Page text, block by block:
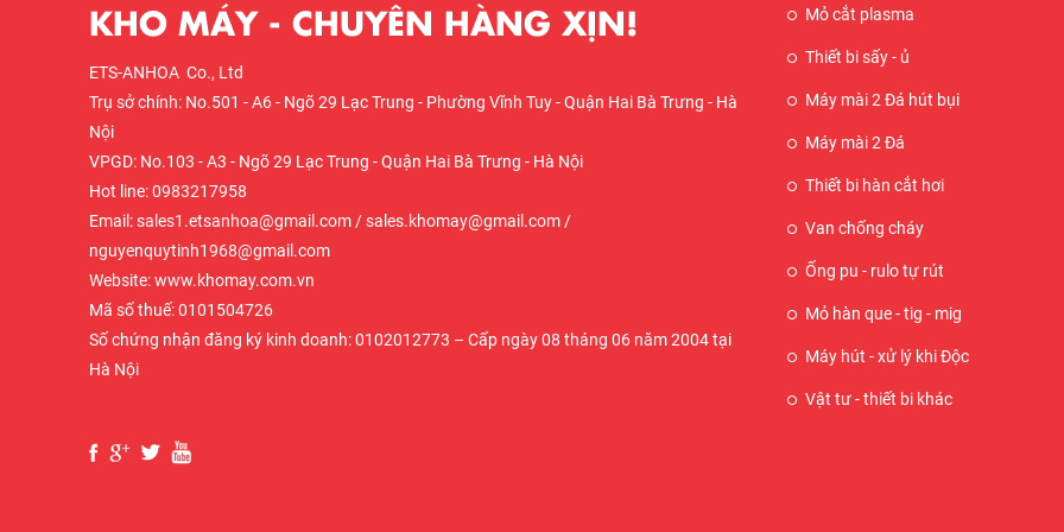
KHO MÁY - CHUYÊN HÀNG XỊN!
ETS-ANHOA Co., Ltd
Trụ sở chính: No.501 - A6 - Ngõ 29 Lạc Trung - Phường Vĩnh Tuy - Quận Hai Bà Trưng - Hà
Nội
VPGD: No.103 - A3 - Ngõ 29 Lạc Trung - Quận Hai Bà Trưng - Hà Nội
Hot line: 0983217958
Email: sales1.etsanhoa@gmail.com / sales.khomay@gmail.com /
nguyenquytinh1968@gmail.com
Website: www.khomay.com.vn
Mã số thuế: 0101504726
Số chứng nhận đăng ký kinh doanh: 0102012773 – Cấp ngày 08 tháng 06 năm 2004 tại
Hà Nội
Mỏ cắt plasma
Thiết bi sấy - ủ
Máy mài 2 Đá hút bụi
Máy mài 2 Đá
Thiết bi hàn cắt hơi
Van chống cháy
Ống pu - rulo tự rút
Mỏ hàn que - tig - mig
Máy hút - xử lý khi Độc
Vật tư - thiết bi khác